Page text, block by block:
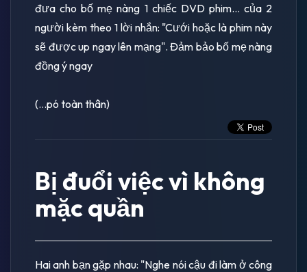
đưa cho bố mẹ nàng 1 chiếc DVD phim... của 2
người kèm theo 1 lời nhắn: "Cưới hoặc là phim này
sẽ được up ngay lên mạng". Đảm bảo bố mẹ nàng
đồng ý ngay
(...pó toàn thân)
Bị đuổi việc vì không
mặc quần
Hai anh bạn gặp nhau: "Nghe nói cậu đi làm ở công